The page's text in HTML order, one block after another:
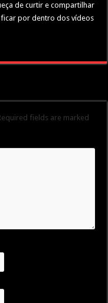
de curtir e compartilhar
por dentro dos vídeos
fields are marked